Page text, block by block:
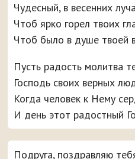
Чудесный, в весенних
Чтоб ярко горел твоих
Чтоб было в душе твоей
Пусть радость молитва
Господь своих верных
Когда человек к Нему
И день этот радостный
Подруга, поздравляю